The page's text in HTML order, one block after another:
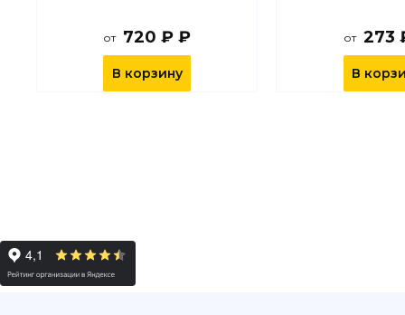
от 720 ₽ ₽
В корзину
от 273
В